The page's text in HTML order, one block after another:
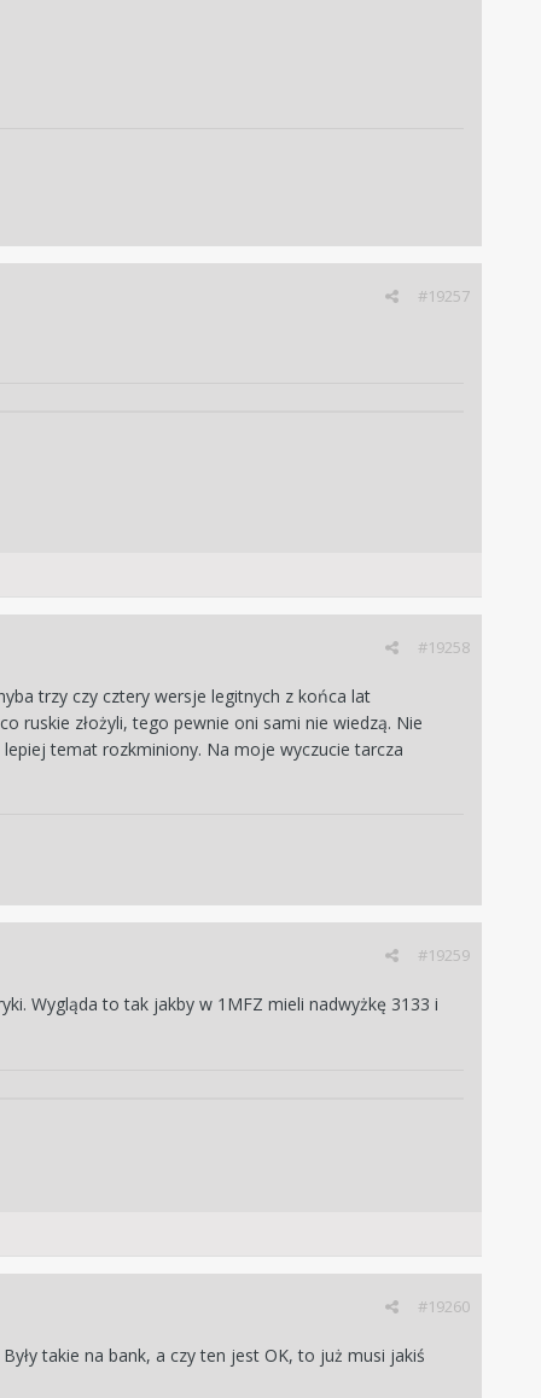
#19257
#19258
trzy czy cztery wersje legitnych z końca lat
ruskie złożyli, tego pewnie oni sami nie wiedzą. Nie
temat rozkminiony. Na moje wyczucie tarcza
#19259
Wygląda to tak jakby w 1MFZ mieli nadwyżkę 3133 i
#19260
Były takie na bank, a czy ten jest OK, to już musi jakiś